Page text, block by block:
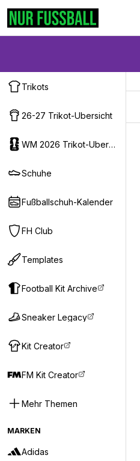
Trikots
26-27 Trikot-Ubersicht
WM 2026 Trikot-Ubersicht
Schuhe
Fußballschuh-Kalender
FH Club
Templates
Football Kit Archive
Sneaker Legacy
Kit Creator
FM Kit Creator
Mehr Themen
MARKEN
Adidas